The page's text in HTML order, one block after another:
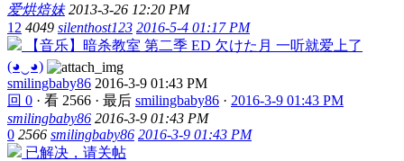
爱烘焙妹 2013-3-26 12:20 PM
12 4049 silenthost123 2016-5-4 01:17 PM
【音乐】暗杀教室 第二季 ED 欠けた月 一听就爱上了
(◕‿◕)
smilingbaby86 2016-3-9 01:43 PM
回 0 · 看 2566 · 最后 smilingbaby86 · 2016-3-9 01:43 PM
smilingbaby86 2016-3-9 01:43 PM
0 2566 smilingbaby86 2016-3-9 01:43 PM
已解决，请关帖